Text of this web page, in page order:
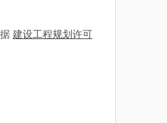
建设工程规划许可